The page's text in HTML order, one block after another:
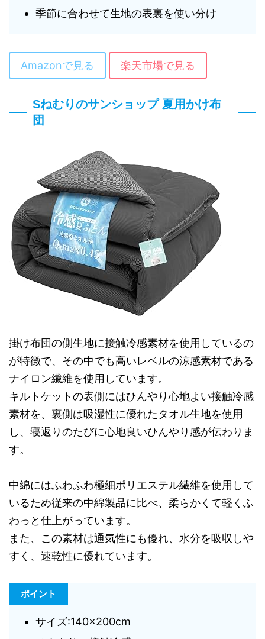
季節に合わせて生地の表裏を使い分け
Amazonで見る 楽天市場で見る
Sねむりのサンショップ 夏用かけ布
団
掛け布団の側生地に接触冷感素材を使用しているの
が特徴で、その中でも高いレベルの涼感素材である
ナイロン繊維を使用しています。
キルトケットの表側にはひんやり心地よい接触冷感
素材を、裏側は吸湿性に優れたタオル生地を使用
し、寝返りのたびに心地良いひんやり感が伝わりま
す。
中綿にはふわふわ極細ポリエステル繊維を使用して
いるため従来の中綿製品に比べ、柔らかくて軽くふ
わっと仕上がっています。
また、この素材は通気性にも優れ、水分を吸収しや
すく、速乾性に優れています。
ポイント
サイズ:140×200cm